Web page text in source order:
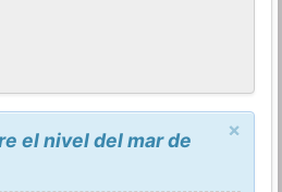
×
el nivel del mar de